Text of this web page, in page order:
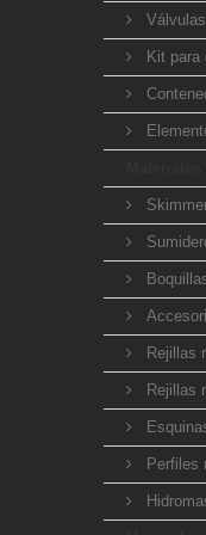
Kit para
Rejillas
Rejillas
Perfiles